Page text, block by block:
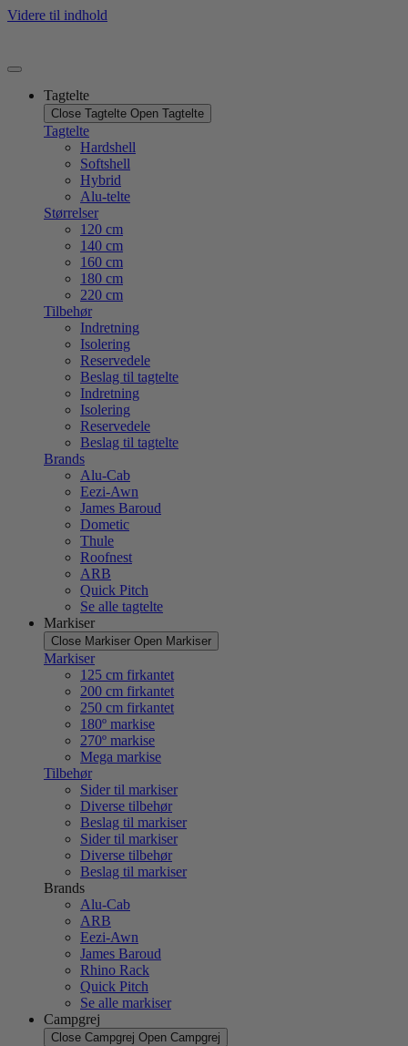
Videre til indhold
Tagtelte
Close Tagtelte Open Tagtelte
Tagtelte
Hardshell
Softshell
Hybrid
Alu-telte
Størrelser
120 cm
140 cm
160 cm
180 cm
220 cm
Tilbehør
Indretning
Isolering
Reservedele
Beslag til tagtelte
Indretning
Isolering
Reservedele
Beslag til tagtelte
Brands
Alu-Cab
Eezi-Awn
James Baroud
Dometic
Thule
Roofnest
ARB
Quick Pitch
Se alle tagtelte
Markiser
Close Markiser Open Markiser
Markiser
125 cm firkantet
200 cm firkantet
250 cm firkantet
180º markise
270º markise
Mega markise
Tilbehør
Sider til markiser
Diverse tilbehør
Beslag til markiser
Sider til markiser
Diverse tilbehør
Beslag til markiser
Brands
Alu-Cab
ARB
Eezi-Awn
James Baroud
Rhino Rack
Quick Pitch
Se alle markiser
Campgrej
Close Campgrej Open Campgrej